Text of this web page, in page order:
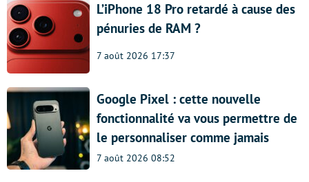
L’iPhone 18 Pro retardé à cause des
pénuries de RAM ?
7 août 2026 17:37
Google Pixel : cette nouvelle
fonctionnalité va vous permettre de
le personnaliser comme jamais
7 août 2026 08:52